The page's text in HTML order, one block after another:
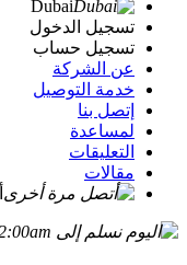
Dubai
تسجيل الدخول
تسجيل حساب
عن الشركة
خدمة التوصيل
إتصل بنا
لمساعدة
التعليقات
مقالات